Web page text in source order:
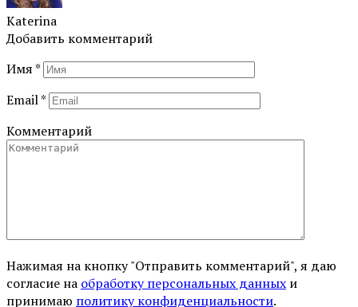
Katerina
Добавить комментарий
Имя*
Email*
Комментарий
Нажимая на кнопку "Отправить комментарий", я даю
согласие на обработку персональных данных и
принимаю политику конфиденциальности.